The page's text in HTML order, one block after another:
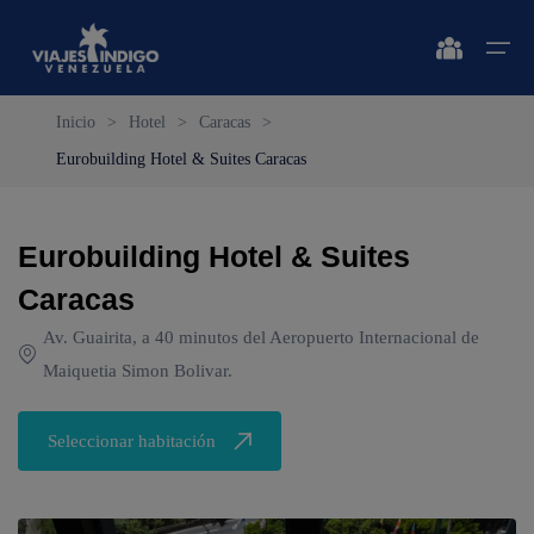
Inicio
🔍 Sol y Playa
🌴 Margarita
🌴 Coche
🌴 Los Roques
🔍 Naturaleza y Ciudad
🌴 Caracas
🌴 Mérida
🌴 Delta del Orinoco
Vuelos
Apartamentos
Vehículos
Cruceros
Inicio > Hotel > Caracas >
Eurobuilding Hotel & Suites Caracas
Eurobuilding Hotel & Suites
Caracas
Av. Guairita, a 40 minutos del Aeropuerto Internacional de
Maiquetia Simon Bolivar.
Seleccionar habitación